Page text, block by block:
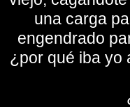
una carga
engendrado
¿por qué iba yo